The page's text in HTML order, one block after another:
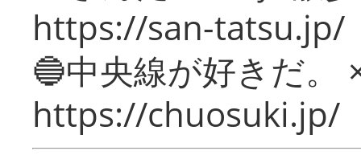
https://san-tatsu.jp/
🔵中央線が好きだ。
https://chuosuki.jp/